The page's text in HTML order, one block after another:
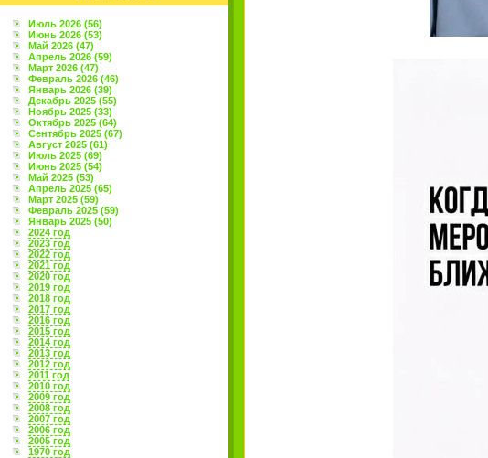
Июль 2026 (56)
Июнь 2026 (53)
Май 2026 (47)
Апрель 2026 (59)
Март 2026 (47)
Февраль 2026 (46)
Январь 2026 (39)
Декабрь 2025 (55)
Ноябрь 2025 (33)
Октябрь 2025 (64)
Сентябрь 2025 (67)
Август 2025 (61)
Июль 2025 (69)
Июнь 2025 (54)
Май 2025 (53)
Апрель 2025 (65)
Март 2025 (59)
Февраль 2025 (59)
Январь 2025 (50)
2024 год
2023 год
2022 год
2021 год
2020 год
2019 год
2018 год
2017 год
2016 год
2015 год
2014 год
2013 год
2012 год
2011 год
2010 год
2009 год
2008 год
2007 год
2006 год
2005 год
1970 год